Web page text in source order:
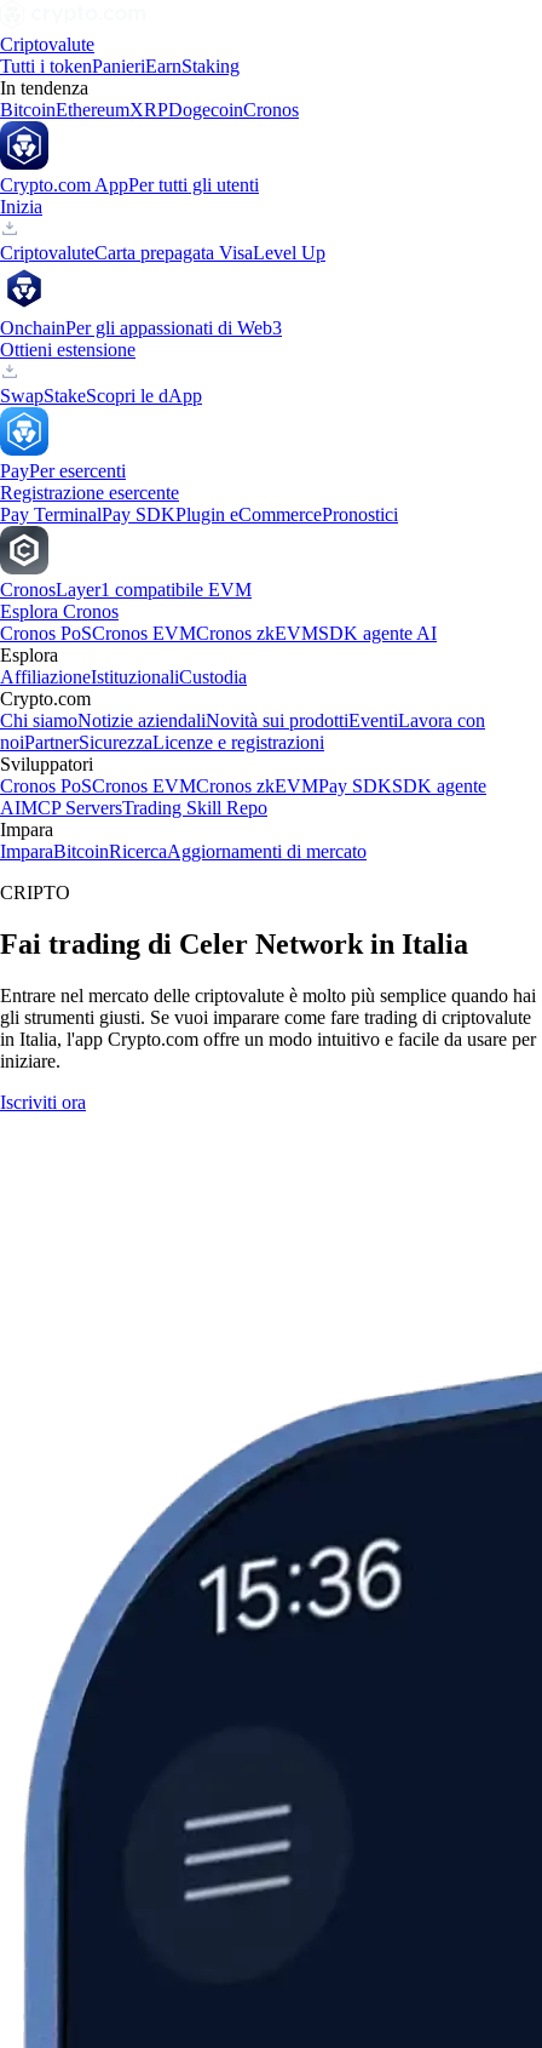
Criptovalute
Tutti i tokenPanieriEarnStaking
In tendenza
BitcoinEthereumXRPDogecoinCronos
Crypto.com AppPer tutti gli utenti
Inizia
CriptovaluteCarta prepagata VisaLevel Up
OnchainPer gli appassionati di Web3
Ottieni estensione
SwapStakeScopri le dApp
PayPer esercenti
Registrazione esercente
Pay TerminalPay SDKPlugin eCommercePronostici
CronosLayer1 compatibile EVM
Esplora Cronos
Cronos PoSCronos EVMCronos zkEVMSDK agente AI
Esplora
AffiliazioneIstituzionaliCustodia
Crypto.com
Chi siamoNotizie aziendaliNovità sui prodottiEventiLavora con
noiPartnerSicurezzaLicenze e registrazioni
Sviluppatori
Cronos PoSCronos EVMCronos zkEVMPay SDKSDK agente
AIMCP ServersTrading Skill Repo
Impara
ImparaBitcoinRicercaAggiornamenti di mercato
CRIPTO
Fai trading di Celer Network in Italia
Entrare nel mercato delle criptovalute è molto più semplice quando hai
gli strumenti giusti. Se vuoi imparare come fare trading di criptovalute
in Italia, l'app Crypto.com offre un modo intuitivo e facile da usare per
iniziare.
Iscriviti ora